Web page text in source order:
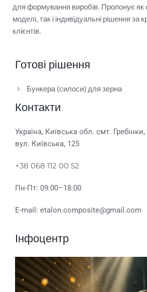
для формування виробів. Пропонує як
моделі, так і індивідуальні рішення за
клієнтів.
Інфоцентр
Готові рішення
Бункера (силоси) для зерна
Контакти
Україна, Київська обл. смт. Гребінки,
вул. Київська, 125
+38 068 112 00 52
Пн-Пт: 09:00–18:00
E-mail: etalon.composite@gmail.com